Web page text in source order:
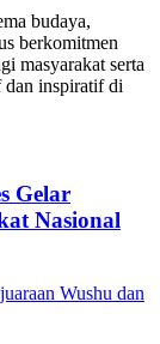
budaya,
berkomitmen
masyarakat serta
dan inspiratif di
Gelar
Nasional
Wushu dan